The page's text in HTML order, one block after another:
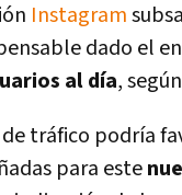
Instagram
dado el
al dí­a,
tráfico podrí­a
para este